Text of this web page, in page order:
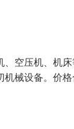
空压机、机
械设备。价